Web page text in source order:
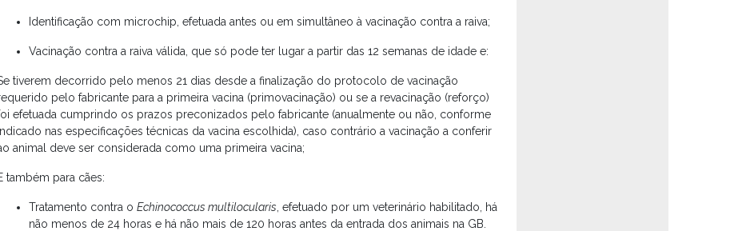
Identificação com microchip, efetuada antes ou em simultâneo à vacinação contra a raiva;
Vacinação contra a raiva válida, que só pode ter lugar a partir das 12 semanas de idade e:
tiverem decorrido pelo menos 21 dias desde a finalização do protocolo de vacinação
pelo fabricante para a primeira vacina (primovacinação) ou se a revacinação (reforço)
efetuada cumprindo os prazos preconizados pelo fabricante (anualmente ou não, conforme
nas especificações técnicas da vacina escolhida), caso contrário a vacinação a conferir
animal deve ser considerada como uma primeira vacina;
também para cães:
Tratamento contra o Echinococcus multilocularis , efetuado por um veterinário habilitado, há
não menos de 24 horas e há não mais de 120 horas antes da entrada dos animais na GB.